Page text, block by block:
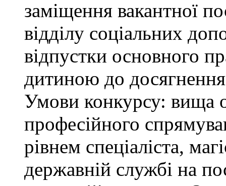
заміщення вакантної
відділу соціальних
відпустки основного
дитиною до
Умови конкурсу: вища
професійного
рівнем спеціаліста,
державній службі на